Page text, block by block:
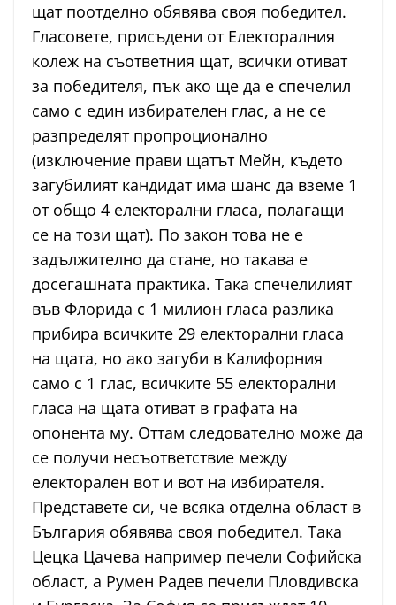
щат поотделно обявява своя победител.
Гласовете, присъдени от Електоралния
колеж на съответния щат, всички отиват
за победителя, пък ако ще да е спечелил
само с един избирателен глас, а не се
разпределят пропроционално
(изключение прави щатът Мейн, където
загубилият кандидат има шанс да вземе 1
от общо 4 електорални гласа, полагащи
се на този щат). По закон това не е
задължително да стане, но такава е
досегашната практика. Така спечелилият
във Флорида с 1 милион гласа разлика
прибира всичките 29 електорални гласа
на щата, но ако загуби в Калифорния
само с 1 глас, всичките 55 електорални
гласа на щата отиват в графата на
опонента му. Оттам следователно може да
се получи несъответствие между
електорален вот и вот на избирателя.
Представете си, че всяка отделна област в
България обявява своя победител. Така
Цецка Цачева например печели Софийска
област, а Румен Радев печели Пловдивска